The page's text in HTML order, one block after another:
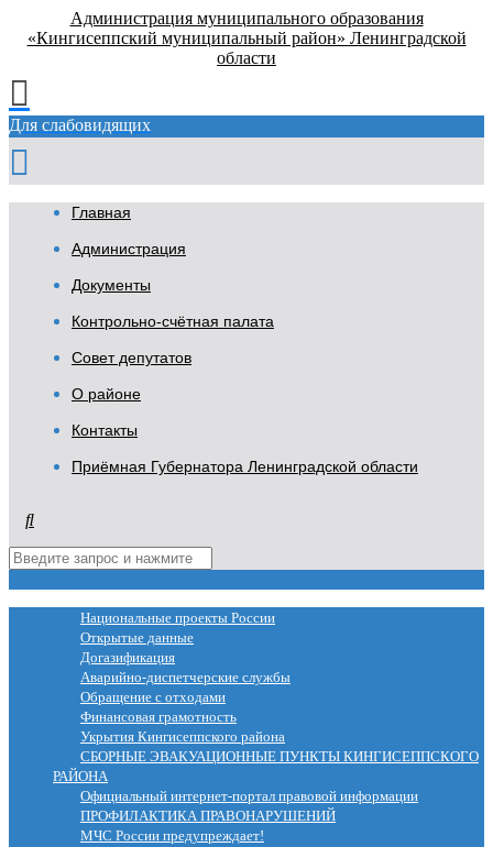
Администрация муниципального образования
«Кингисеппский муниципальный район» Ленинградской
области
Для слабовидящих
Главная
Администрация
Документы
Контрольно-счётная палата
Совет депутатов
О районе
Контакты
Приёмная Губернатора Ленинградской области
Национальные проекты России
Открытые данные
Догазификация
Аварийно-диспетчерские службы
Обращение с отходами
Финансовая грамотность
Укрытия Кингисеппского района
СБОРНЫЕ ЭВАКУАЦИОННЫЕ ПУНКТЫ КИНГИСЕППСКОГО
РАЙОНА
Официальный интернет-портал правовой информации
ПРОФИЛАКТИКА ПРАВОНАРУШЕНИЙ
МЧС России предупреждает!